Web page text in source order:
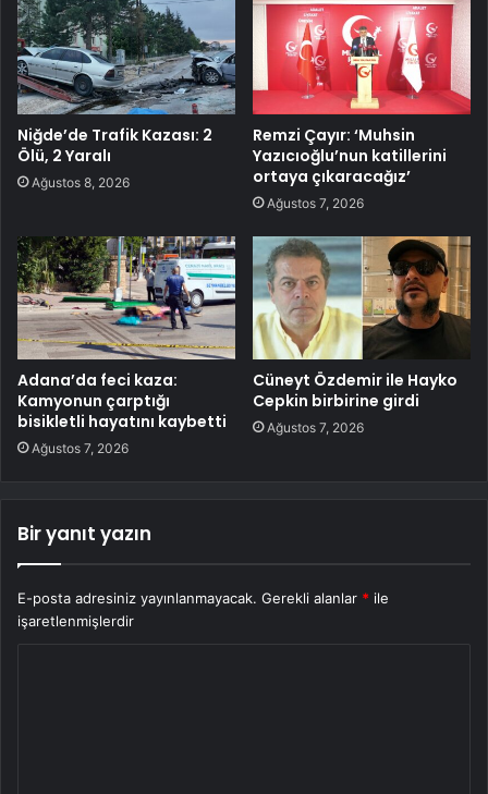
Niğde’de Trafik Kazası: 2
Ölü, 2 Yaralı
Ağustos 8, 2026
Remzi Çayır: ‘Muhsin
Yazıcıoğlu’nun katillerini
ortaya çıkaracağız’
Ağustos 7, 2026
Adana’da feci kaza:
Kamyonun çarptığı
bisikletli hayatını kaybetti
Ağustos 7, 2026
Cüneyt Özdemir ile Hayko
Cepkin birbirine girdi
Ağustos 7, 2026
Bir yanıt yazın
E-posta adresiniz yayınlanmayacak. Gerekli alanlar * ile
işaretlenmişlerdir